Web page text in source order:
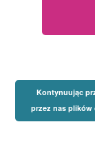
Kontynuując
przez nas plików